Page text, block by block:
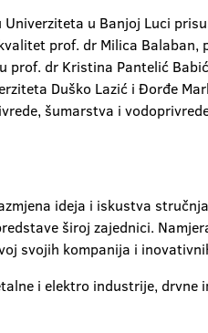
u Banjoj Luci
prof. dr Milica Balaban,
prof. dr Kristina Pantelić
Duško Lazić i Đorđe
šumarstva i
ideja i iskustva
široj zajednici.
svojih kompanija i
i elektro industrije, drvne